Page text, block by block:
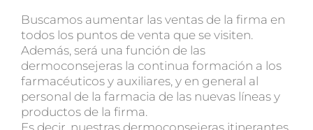
Buscamos aumentar las ventas de la firma en
todos los puntos de venta que se visiten.
Además, será una función de las
dermoconsejeras la continua formación a los
farmacéuticos y auxiliares, y en general al
personal de la farmacia de las nuevas líneas y
productos de la firma.
Es decir, nuestras dermoconsejeras itinerantes